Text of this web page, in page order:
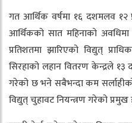
गत आर्थिक वर्षमा १६ दशमलव १२
आर्थिकको सात महिनाको
प्रतिशतमा झारिएको विद्युत्
सिरहाको लहान वितरण केन्द्रले
गरेको छ भने सबैभन्दा कम
विद्युत् चुहावट नियन्त्रण गरेको